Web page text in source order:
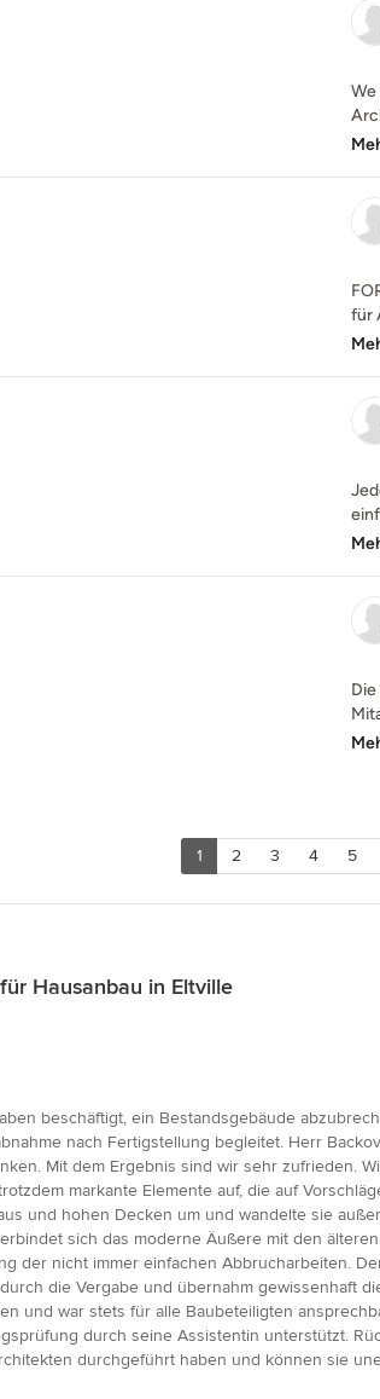
für
1 2 3 4 5
Hausanbau in Eltville
beschäftigt, ein Bestandsgebäude
nach Fertigstellung begleitet. Herr
Mit dem Ergebnis sind wir sehr zufrieden.
markante Elemente auf, die auf
und hohen Decken um und wandelte sie
sich das moderne Äußere mit den
der nicht immer einfachen Abbrucharbeiten.
die Vergabe und übernahm gewissenhaft
und war stets für alle Baubeteiligten
durch seine Assistentin unterstützt.
durchgeführt haben und können sie